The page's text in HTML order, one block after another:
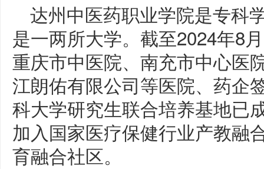
达州中医药职业学院是专科
是一两所大学。截至2024年8
重庆市中医院、南充市中心医
江朗佑有限公司等医院、药企
科大学研究生联合培养基地已
加入国家医疗保健行业产教融
育融合社区。